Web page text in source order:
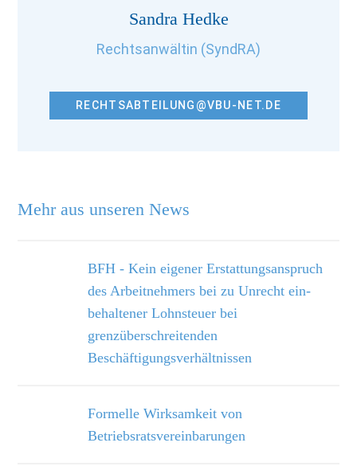
Mehr aus unseren News
BFH - Kein eigener Erstattungsanspruch
des Arbeitnehmers bei zu Unrecht ein­
behaltener Lohnsteuer bei
grenzüberschreitenden
Beschäftigungsverhältnissen
Formelle Wirksamkeit von
Betriebsratsvereinbarungen
Sandra Hedke
Rechtsanwältin (SyndRA)
RECHTSABTEILUNG@VBU-NET.DE